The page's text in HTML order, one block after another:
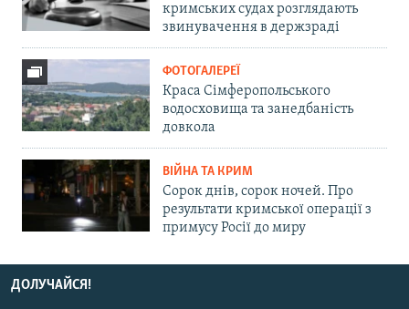
кримських судах розглядають
звинувачення в держзраді
ФОТОГАЛЕРЕЇ
Краса Сімферопольського
водосховища та занедбаність
довкола
ВІЙНА ТА КРИМ
Сорок днів, сорок ночей. Про
результати кримської операції з
примусу Росії до миру
ДОЛУЧАЙСЯ!